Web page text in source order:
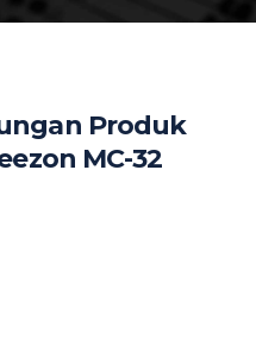
Produk
MC-32